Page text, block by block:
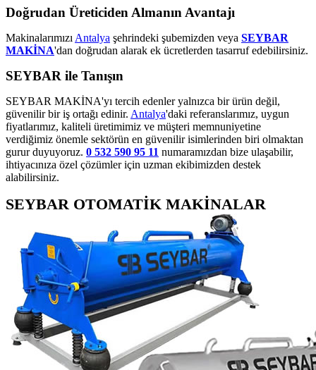
Doğrudan Üreticiden Almanın Avantajı
Makinalarımızı Antalya şehrindeki şubemizden veya SEYBAR
MAKİNA'dan doğrudan alarak ek ücretlerden tasarruf edebilirsiniz.
SEYBAR ile Tanışın
SEYBAR MAKİNA'yı tercih edenler yalnızca bir ürün değil,
güvenilir bir iş ortağı edinir. Antalya'daki referanslarımız, uygun
fiyatlarımız, kaliteli üretimimiz ve müşteri memnuniyetine
verdiğimiz önemle sektörün en güvenilir isimlerinden biri olmaktan
gurur duyuyoruz. 0 532 590 95 11 numaramızdan bize ulaşabilir,
ihtiyacınıza özel çözümler için uzman ekibimizden destek
alabilirsiniz.
SEYBAR OTOMATİK MAKİNALAR